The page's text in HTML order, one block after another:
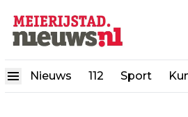
Nieuws 112 Sport